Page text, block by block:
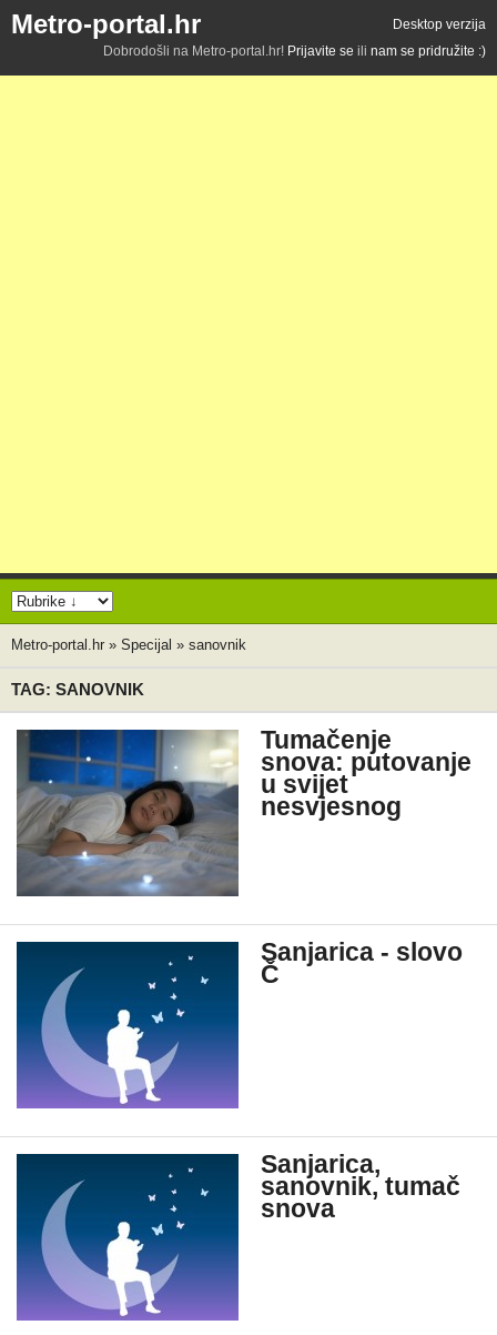
Metro-portal.hr
Desktop verzija
Dobrodošli na Metro-portal.hr! Prijavite se ili nam se pridružite :)
Metro-portal.hr » Specijal » sanovnik
TAG: SANOVNIK
Tumačenje
snova: putovanje
u svijet
nesvjesnog
Sanjarica - slovo
Č
Sanjarica,
sanovnik, tumač
snova